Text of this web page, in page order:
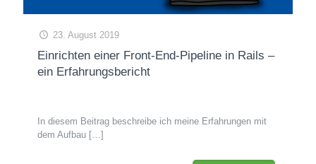
23. August 2019
Einrichten einer Front-End-Pipeline in Rails –
ein Erfahrungsbericht
In diesem Beitrag beschreibe ich meine Erfahrungen mit
dem Aufbau […]